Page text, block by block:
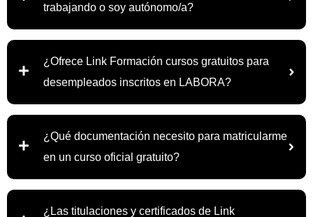
trabajando o soy autónomo/a?
¿Ofrece Link Formación cursos gratuitos para
desempleados inscritos en LABORA?
¿Qué documentación necesito para matricularme
en un curso oficial gratuito?
¿Las titulaciones y certificados de Link